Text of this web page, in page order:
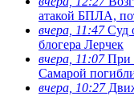
атакой БПЛА,
вчера, 11:47Суд
блогера Лерчек
вчера, 11:07При
Самарой
вчера, 10:27